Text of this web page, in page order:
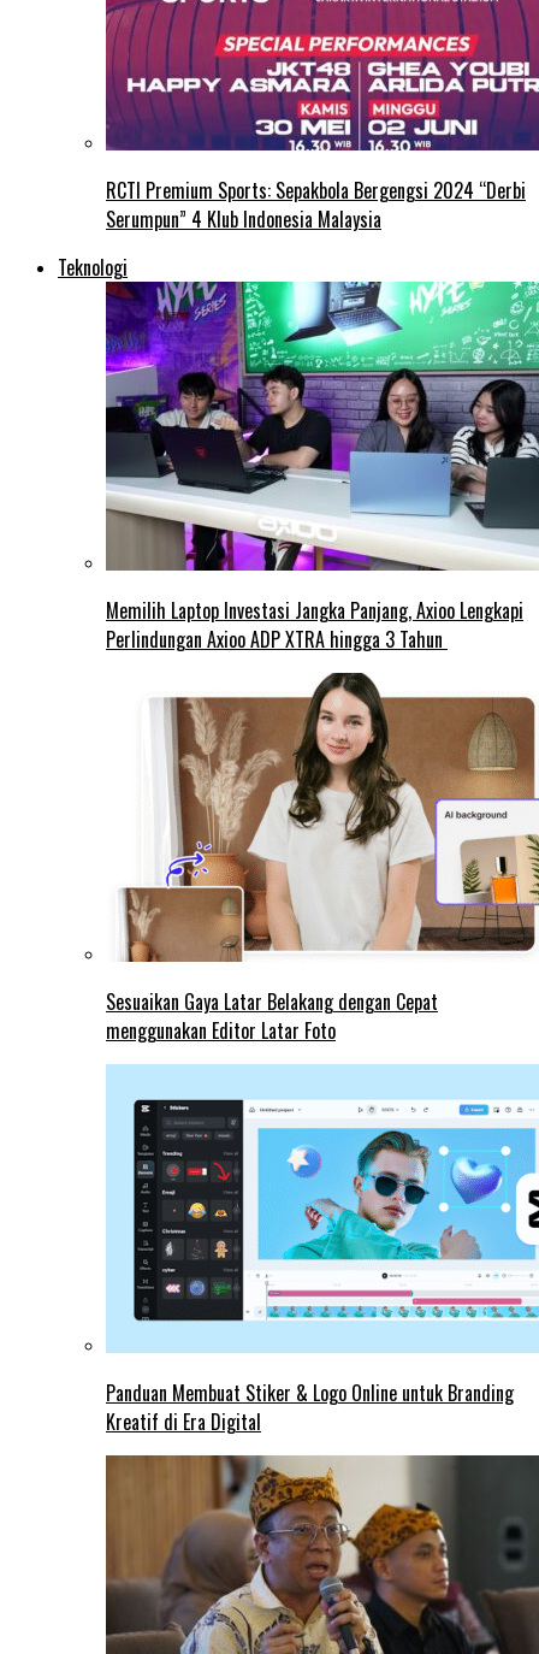
RCTI Premium Sports: Sepakbola Bergengsi 2024 “Derbi
Serumpun” 4 Klub Indonesia Malaysia
Teknologi
Memilih Laptop Investasi Jangka Panjang, Axioo Lengkapi
Perlindungan Axioo ADP XTRA hingga 3 Tahun
Sesuaikan Gaya Latar Belakang dengan Cepat
menggunakan Editor Latar Foto
Panduan Membuat Stiker & Logo Online untuk Branding
Kreatif di Era Digital